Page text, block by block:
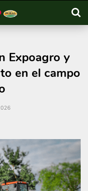
Expoagro y
en el campo